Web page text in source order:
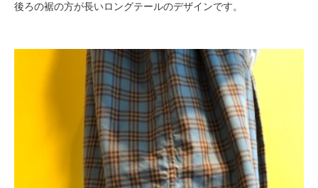
後ろの裾の方が長いロングテールのデザインです。